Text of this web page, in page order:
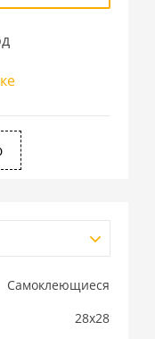
Самоклеющиеся
28x28